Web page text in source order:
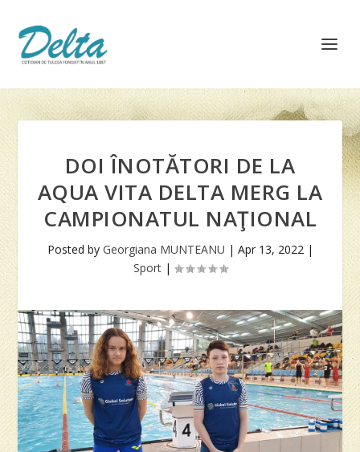
DOI ÎNOTĂTORI DE LA
AQUA VITA DELTA MERG LA
CAMPIONATUL NAŢIONAL
Posted by Georgiana MUNTEANU | Apr 13, 2022|
Sport|